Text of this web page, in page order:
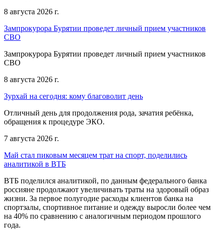
8 августа 2026 г.
Зампрокурора Бурятии проведет личный прием участников
СВО
Зампрокурора Бурятии проведет личный прием участников
СВО
8 августа 2026 г.
Зурхай на сегодня: кому благоволит день
Отличный день для продолжения рода, зачатия ребёнка,
обращения к процедуре ЭКО.
7 августа 2026 г.
Май стал пиковым месяцем трат на спорт, поделились
аналитикой в ВТБ
ВТБ поделился аналитикой, по данным федерального банка
россияне продолжают увеличивать траты на здоровый образ
жизни. За первое полугодие расходы клиентов банка на
спортзалы, спортивное питание и одежду выросли более чем
на 40% по сравнению с аналогичным периодом прошлого
года.